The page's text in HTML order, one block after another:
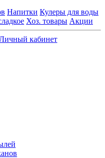
Напитки Кулеры для воды
Хоз. товары Акции
кабинет